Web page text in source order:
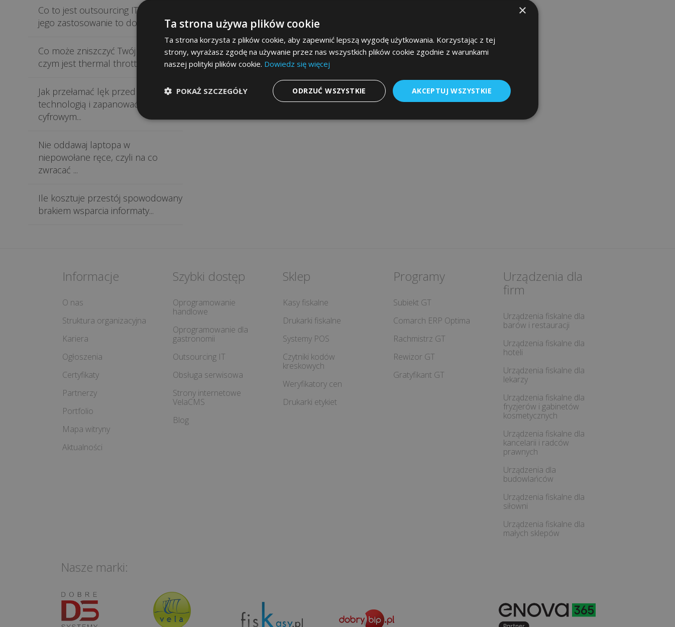
Co to jest outsourcing IT i dlaczego
jego zastosowanie to do...
Co może zniszczyć Twój sprzęt i
czym jest thermal throttling...
Jak przełamać lęk przed
technologią i zapanować nad
cyfrowym...
Nie oddawaj laptopa w
niepowołane ręce, czyli na co
zwracać ...
Ile kosztuje przestój spowodowany
brakiem wsparcia informaty...
Informacje
O nas
Struktura organizacyjna
Kariera
Ogłoszenia
Certyfikaty
Partnerzy
Portfolio
Mapa witryny
Aktualności
Szybki dostęp
Oprogramowanie
handlowe
Oprogramowanie dla
gastronomii
Outsourcing IT
Obsługa serwisowa
Strony internetowe
VelaCMS
Blog
Sklep
Kasy fiskalne
Drukarki fiskalne
Systemy POS
Czytniki kodów
kreskowych
Weryfikatory cen
Drukarki etykiet
Programy
Subiekt GT
Comarch ERP Optima
Rachmistrz GT
Rewizor GT
Gratyfikant GT
Urządzenia dla
firm
Urządzenia fiskalne dla
barów i restauracji
Urządzenia fiskalne dla
hoteli
Urządzenia fiskalne dla
lekarzy
Urządzenia fiskalne dla
fryzjerów i gabinetów
kosmetycznych
Urządzenia fiskalne dla
kancelarii i radców
prawnych
Urządzenia dla
budowlańców
Urządzenia fiskalne dla
siłowni
Urządzenia fiskalne dla
małych sklepów
Nasze marki:
×
Ta strona używa plików cookie
Ta strona korzysta z plików cookie, aby zapewnić lepszą wygodę użytkowania. Korzystając z tej
strony, wyrażasz zgodę na używanie przez nas wszystkich plików cookie zgodnie z warunkami
naszej polityki plików cookie. Dowiedz się więcej
AKCEPTUJ WSZYSTKIE
ODRZUĆ WSZYSTKIE
POKAŻ SZCZEGÓŁY